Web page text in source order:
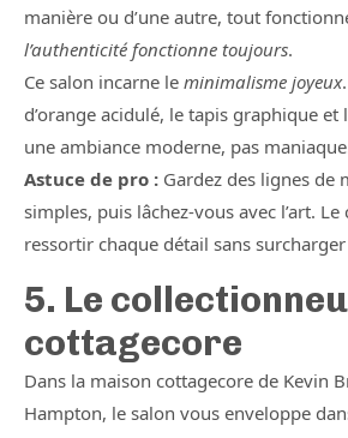
manière ou d’une autre, tout
l’authenticité fonctionne toujours.
Ce salon incarne le minimalisme joyeux
d’orange acidulé, le tapis graphique et
une ambiance moderne, pas
Astuce de pro : Gardez des lignes de
simples, puis lâchez-vous avec l’art.
ressortir chaque détail sans surcharger
5. Le
cottagecore
Dans la maison cottagecore de Kevin
Hampton, le salon vous enveloppe